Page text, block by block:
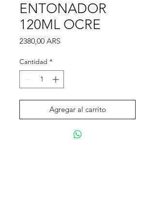
ENTONADOR
120ML OCRE
2380,00 ARS
Cantidad *
Agregar al carrito
Realizar compra